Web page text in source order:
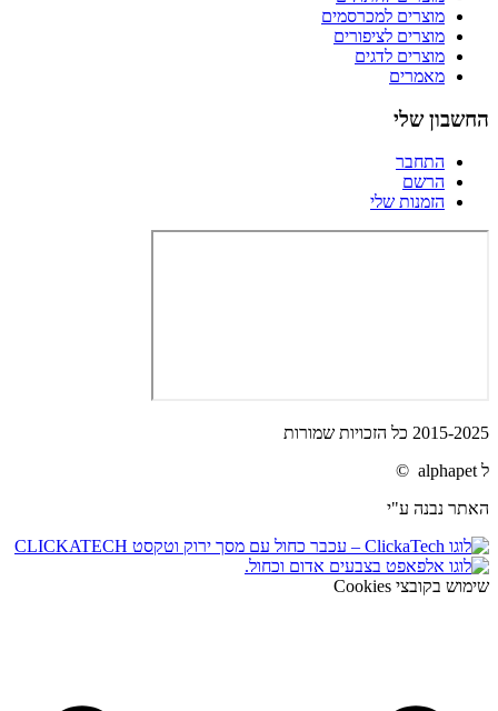
מוצרים למכרסמים
מוצרים לציפורים
מוצרים לדגים
מאמרים
החשבון שלי
התחבר
הרשם
הזמנות שלי
2015-2025 כל הזכויות שמורות
ל alphapet ©
האתר נבנה ע"י
שימוש בקובצי Cookies